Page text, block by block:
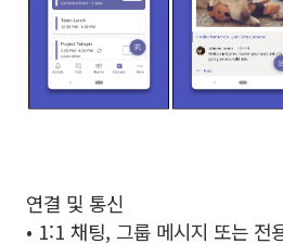
연결 및 통신
• 1:1 채팅, 그룹 메시지 또는 전